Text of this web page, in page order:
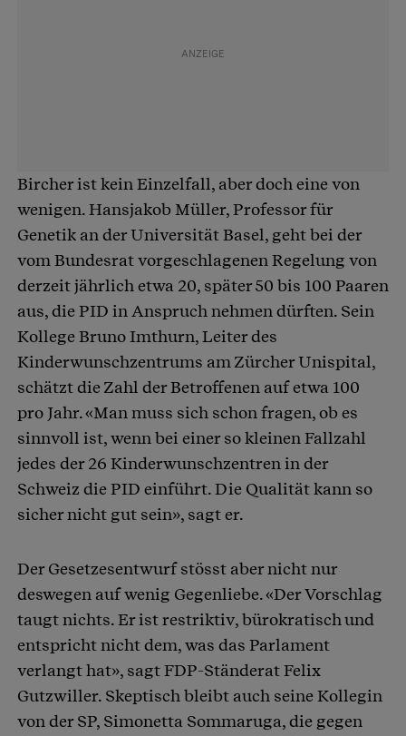
Bircher ist kein Einzelfall, aber doch eine von
wenigen. Hansjakob Müller, Professor für
Genetik an der Universität Basel, geht bei der
vom Bundesrat vorgeschlagenen Regelung von
derzeit jährlich etwa 20, später 50 bis 100 Paaren
aus, die PID in Anspruch nehmen dürften. Sein
Kollege Bruno Imthurn, Leiter des
Kinderwunschzentrums am Zürcher Unispital,
schätzt die Zahl der Betroffenen auf etwa 100
pro Jahr. «Man muss sich schon fragen, ob es
sinnvoll ist, wenn bei einer so kleinen Fallzahl
jedes der 26 Kinderwunschzentren in der
Schweiz die PID einführt. Die Qualität kann so
sicher nicht gut sein», sagt er.
Der Gesetzesentwurf stösst aber nicht nur
deswegen auf wenig Gegenliebe. «Der Vorschlag
taugt nichts. Er ist restriktiv, bürokratisch und
entspricht nicht dem, was das Parlament
verlangt hat», sagt FDP-Ständerat Felix
Gutzwiller. Skeptisch bleibt auch seine Kollegin
von der SP, Simonetta Sommaruga, die gegen